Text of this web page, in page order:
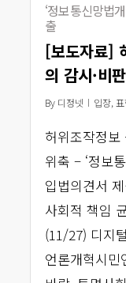
‘정보통신망법
출
[보도자료]
의 감시·비
By 디정넷 입장,
허위조작정보
위축 – ‘정보
입법의견서
사회적 책임
(11/27) 디지
언론개혁시민